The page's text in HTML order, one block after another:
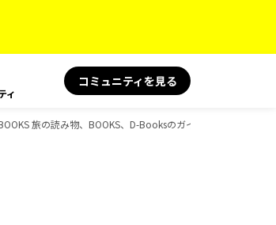
ィ
コミュニティを見る
旅の読み物、BOOKS、D-Booksのガイドブック一覧